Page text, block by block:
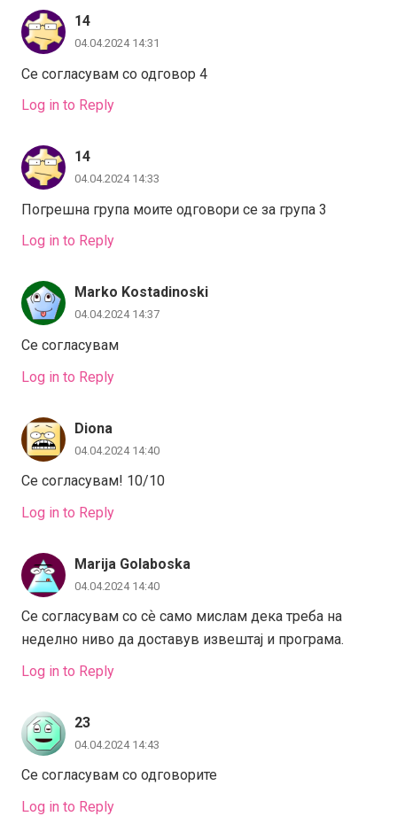
14
04.04.2024 14:31
Се согласувам со одговор 4
Log in to Reply
14
04.04.2024 14:33
Погрешна група моите одговори се за група 3
Log in to Reply
Marko Kostadinoski
04.04.2024 14:37
Се согласувам
Log in to Reply
Diona
04.04.2024 14:40
Се согласувам! 10/10
Log in to Reply
Marija Golaboska
04.04.2024 14:40
Се согласувам со сѐ само мислам дека треба на
неделно ниво да доставув извештај и програма.
Log in to Reply
23
04.04.2024 14:43
Се согласувам со одговорите
Log in to Reply